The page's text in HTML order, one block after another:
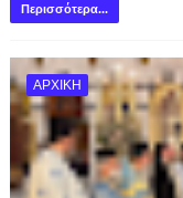
Περισσότερα...
ΑΡΧΙΚΗ